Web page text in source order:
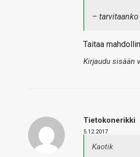
–
Taitaa
Kirjaudu sisään
Tietokonerikki
5.12.2017
Kaotik